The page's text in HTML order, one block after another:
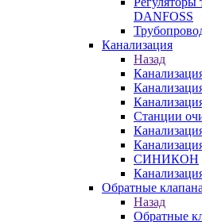
DANFOSS
Канализация
Назад
Станции
СИНИКОН
Обратные клапана
Назад
Обратные